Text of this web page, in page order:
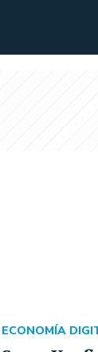
ECONOMÍA